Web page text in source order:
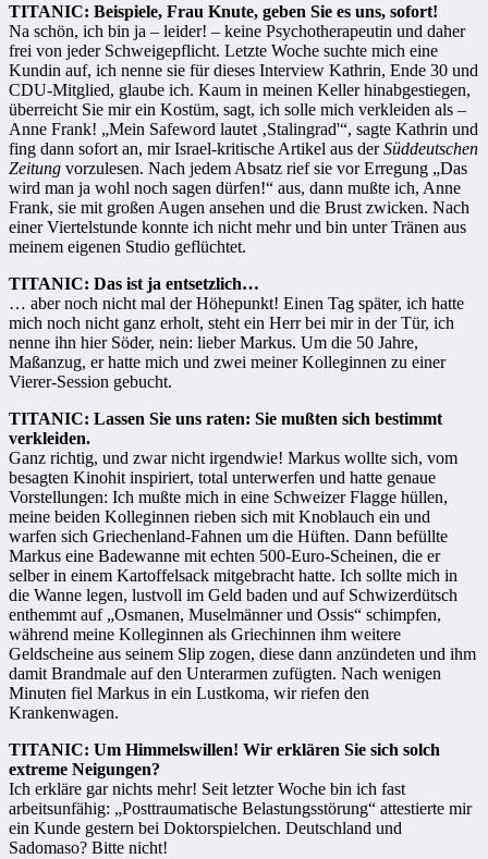
TITANIC: Beispiele, Frau Knute, geben Sie es uns, sofort!
Na schön, ich bin ja – leider! – keine Psychotherapeutin und daher
frei von jeder Schweigepflicht. Letzte Woche suchte mich eine
Kundin auf, ich nenne sie für dieses Interview Kathrin, Ende 30 und
CDU-Mitglied, glaube ich. Kaum in meinen Keller hinabgestiegen,
überreicht Sie mir ein Kostüm, sagt, ich solle mich verkleiden als –
Anne Frank! „Mein Safeword lautet ‚Stalingrad'“, sagte Kathrin und
fing dann sofort an, mir Israel-kritische Artikel aus derSüddeutschen
Zeitung vorzulesen. Nach jedem Absatz rief sie vor Erregung „Das
wird man ja wohl noch sagen dürfen!“ aus, dann mußte ich, Anne
Frank, sie mit großen Augen ansehen und die Brust zwicken. Nach
einer Viertelstunde konnte ich nicht mehr und bin unter Tränen aus
meinem eigenen Studio geflüchtet.
TITANIC: Das ist ja entsetzlich…
… aber noch nicht mal der Höhepunkt! Einen Tag später, ich hatte
mich noch nicht ganz erholt, steht ein Herr bei mir in der Tür, ich
nenne ihn hier Söder, nein: lieber Markus. Um die 50 Jahre,
Maßanzug, er hatte mich und zwei meiner Kolleginnen zu einer
Vierer-Session gebucht.
TITANIC: Lassen Sie uns raten: Sie mußten sich bestimmt
verkleiden.
Ganz richtig, und zwar nicht irgendwie! Markus wollte sich, vom
besagten Kinohit inspiriert, total unterwerfen und hatte genaue
Vorstellungen: Ich mußte mich in eine Schweizer Flagge hüllen,
meine beiden Kolleginnen rieben sich mit Knoblauch ein und
warfen sich Griechenland-Fahnen um die Hüften. Dann befüllte
Markus eine Badewanne mit echten 500-Euro-Scheinen, die er
selber in einem Kartoffelsack mitgebracht hatte. Ich sollte mich in
die Wanne legen, lustvoll im Geld baden und auf Schwizerdütsch
enthemmt auf „Osmanen, Muselmänner und Ossis“ schimpfen,
während meine Kolleginnen als Griechinnen ihm weitere
Geldscheine aus seinem Slip zogen, diese dann anzündeten und ihm
damit Brandmale auf den Unterarmen zufügten. Nach wenigen
Minuten fiel Markus in ein Lustkoma, wir riefen den
Krankenwagen.
TITANIC: Um Himmelswillen! Wir erklären Sie sich solch
extreme Neigungen?
Ich erkläre gar nichts mehr! Seit letzter Woche bin ich fast
arbeitsunfähig: „Posttraumatische Belastungsstörung“ attestierte mir
ein Kunde gestern bei Doktorspielchen. Deutschland und
Sadomaso? Bitte nicht!